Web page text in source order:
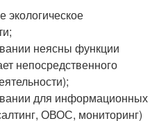
экологическое
неясны функции
непосредственного
для информационных
ОВОС, мониторинг)